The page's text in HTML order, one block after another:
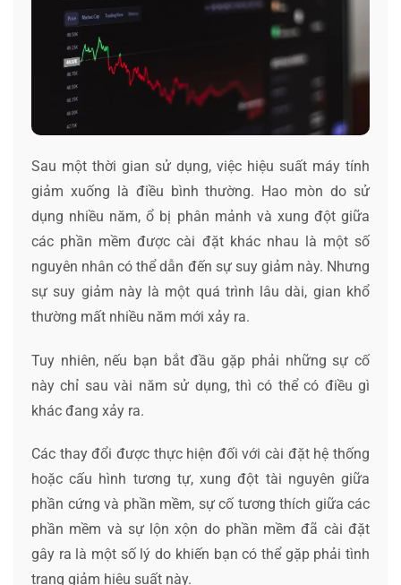
Sau một thời gian sử dụng, việc hiệu suất máy tính
giảm xuống là điều bình thường. Hao mòn do sử
dụng nhiều năm, ổ bị phân mảnh và xung đột giữa
các phần mềm được cài đặt khác nhau là một số
nguyên nhân có thể dẫn đến sự suy giảm này. Nhưng
sự suy giảm này là một quá trình lâu dài, gian khổ
thường mất nhiều năm mới xảy ra.
Tuy nhiên, nếu bạn bắt đầu gặp phải những sự cố
này chỉ sau vài năm sử dụng, thì có thể có điều gì
khác đang xảy ra.
Các thay đổi được thực hiện đối với cài đặt hệ thống
hoặc cấu hình tương tự, xung đột tài nguyên giữa
phần cứng và phần mềm, sự cố tương thích giữa các
phần mềm và sự lộn xộn do phần mềm đã cài đặt
gây ra là một số lý do khiến bạn có thể gặp phải tình
trạng giảm hiệu suất này.